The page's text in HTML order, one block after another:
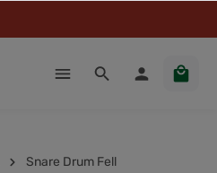
Snare Drum Fell